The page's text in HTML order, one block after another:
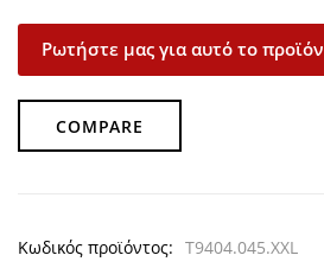
Ρωτήστε μας για αυτό το προϊόν
COMPARE
Κωδικός προϊόντος: T9404.045.XXL